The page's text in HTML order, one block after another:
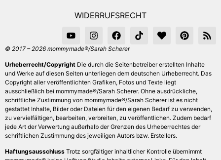
WIDERRUFSRECHT
© 2017 – 2026 mommymade®/Sarah Scherer
Urheberrecht/Copyright Die durch die Seitenbetreiber erstellten Inhalte
und Werke auf diesen Seiten unterliegen dem deutschen Urheberrecht. Das
Copyright aller veröffentlichten Grafiken, Fotos und Texte liegt
ausschließlich bei mommymade®/Sarah Scherer. Ohne ausdrückliche,
schriftliche Zustimmung von mommymade®/Sarah Scherer ist es nicht
gestattet Inhalte, Bilder oder Dateien für den eigenen Bedarf zu verwenden,
zu vervielfältigen, bearbeiten, verbreiten, zu veröffentlichen. Zudem bedarf
jede Art der Verwertung außerhalb der Grenzen des Urheberrechtes der
schriftlichen Zustimmung des jeweiligen Autors bzw. Erstellers.
Haftungsausschluss Trotz sorgfältiger inhaltlicher Kontrolle übernimmt